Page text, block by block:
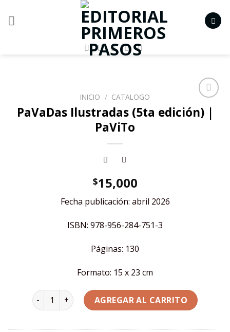
Añadir
a la
INICIO / CATALOGO
PaVaDas Ilustradas (5ta edición) |
PaViTo
$15,000
Fecha publicación: abril 2026
ISBN: 978-956-284-751-3
Páginas: 130
Formato: 15 x 23 cm
PaVaDas Ilustradas (5ta edición) | PaViTo cantidad
AGREGAR AL CARRITO